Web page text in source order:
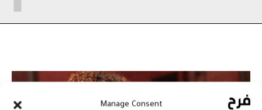
Manage Consent